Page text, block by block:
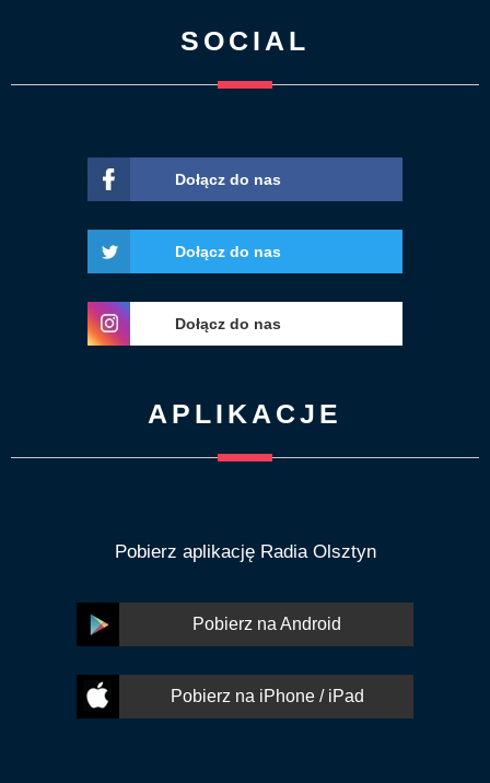
SOCIAL
Dołącz do nas
Dołącz do nas
Dołącz do nas
APLIKACJE
Pobierz aplikację Radia Olsztyn
Pobierz na Android
Pobierz na iPhone / iPad